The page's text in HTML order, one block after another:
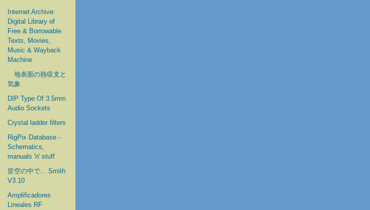
Internet Archive:
Digital Library of
Free & Borrowable
Texts, Movies,
Music & Wayback
Machine
地表面の熱収支と
気象
DIP Type Of 3.5mm
Audio Sockets
Crystal ladder filters
RigPix Database -
Schematics,
manuals 'n' stuff
皆空の中で... Smith
V3.10
Amplificadores
Lineales RF